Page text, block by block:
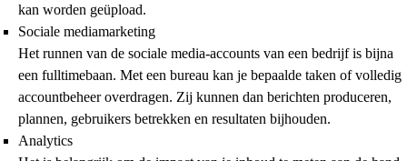
kan worden geüpload.
Sociale mediamarketing
Het runnen van de sociale media-accounts van een bedrijf is bijna
een fulltimebaan. Met een bureau kan je bepaalde taken of volledig
accountbeheer overdragen. Zij kunnen dan berichten produceren,
plannen, gebruikers betrekken en resultaten bijhouden.
Analytics